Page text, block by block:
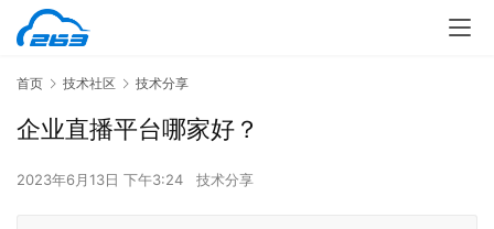
首页 技术社区 技术分享
企业直播平台哪家好？
2023年6月13日 下午3:24 技术分享